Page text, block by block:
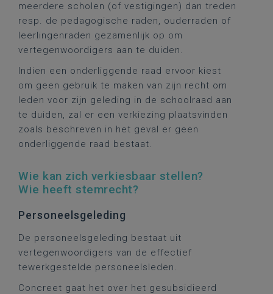
meerdere scholen (of vestigingen) dan treden
resp. de pedagogische raden, ouderraden of
leerlingenraden gezamenlijk op om
vertegenwoordigers aan te duiden.
Indien een onderliggende raad ervoor kiest
om geen gebruik te maken van zijn recht om
leden voor zijn geleding in de schoolraad aan
te duiden, zal er een verkiezing plaatsvinden
zoals beschreven in het geval er geen
onderliggende raad bestaat.
Wie kan zich verkiesbaar stellen?
Wie heeft stemrecht?
Personeelsgeleding
De personeelsgeleding bestaat uit
vertegenwoordigers van de effectief
tewerkgestelde personeelsleden.
Concreet gaat het over het gesubsidieerd